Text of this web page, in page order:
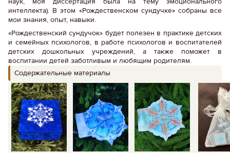
интеллекта). В этом «Рождественском сундучке» собраны все
мои знания, опыт, навыки.
«Рождественский сундучок» будет полезен в практике детских
и семейных психологов, в работе психологов и воспитателей
детских дошкольных учреждений, а также поможет в
воспитании детей заботливым и любящим родителям.
Содержательные материалы